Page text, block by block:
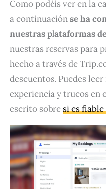
Como podéis ver en la
a continuaciónse ha
nuestras plataformas
nuestras reservas para
hecho a través de
descuentos. Puedes
experiencia y trucos en
escrito sobresi es